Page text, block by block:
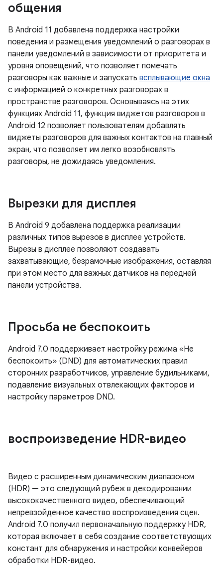
общения
В Android 11 добавлена ​​поддержка настройки
поведения и размещения уведомлений о разговорах в
панели уведомлений в зависимости от приоритета и
уровня оповещений, что позволяет помечать
разговоры как важные и запускать всплывающие окна
с информацией о конкретных разговорах в
пространстве разговоров. Основываясь на этих
функциях Android 11, функция виджетов разговоров в
Android 12 позволяет пользователям добавлять
виджеты разговоров для важных контактов на главный
экран, что позволяет им легко возобновлять
разговоры, не дожидаясь уведомления.
Вырезки для дисплея
В Android 9 добавлена ​​поддержка реализации
различных типов вырезов в дисплее устройств.
Вырезы в дисплее позволяют создавать
захватывающие, безрамочные изображения, оставляя
при этом место для важных датчиков на передней
панели устройства.
Просьба не беспокоить
Android 7.0 поддерживает настройку режима «Не
беспокоить» (DND) для автоматических правил
сторонних разработчиков, управление будильниками,
подавление визуальных отвлекающих факторов и
настройку параметров DND.
воспроизведение HDR-видео
Видео с расширенным динамическим диапазоном
(HDR) — это следующий рубеж в декодировании
высококачественного видео, обеспечивающий
непревзойденное качество воспроизведения сцен.
Android 7.0 получил первоначальную поддержку HDR,
которая включает в себя создание соответствующих
констант для обнаружения и настройки конвейеров
обработки HDR-видео.